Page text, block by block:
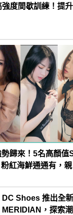
度間歇訓練！提
歸來！5名高顏值
紅海鮮通通有，
這樣變型男
DC Shoes 推出全
MERIDIAN，探索